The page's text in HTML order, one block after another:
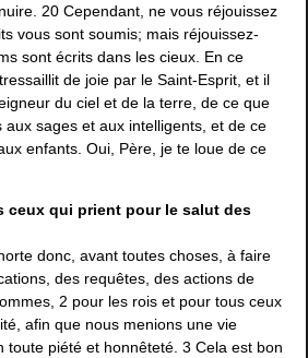
20 Cependant, ne vous réjouissez
vous sont soumis; mais réjouissez-
sont écrits dans les cieux. En ce
de joie par le Saint-Esprit, et il
du ciel et de la terre, de ce que
aux sages et aux intelligents, et de ce
enfants. Oui, Père, je te loue de ce
ceux qui prient pour le salut des
donc, avant toutes choses, à faire
des requêtes, des actions de
2 pour les rois et pour tous ceux
afin que nous menions une vie
toute piété et honnêteté. 3 Cela est bon